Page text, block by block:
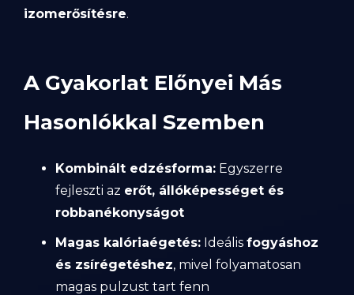
izomerősítésre.
A Gyakorlat Előnyei Más
Hasonlókkal Szemben
Kombinált edzésforma: Egyszerre
fejleszti az erőt, állóképességet és
robbanékonyságot
Magas kalóriaégetés: Ideális fogyáshoz
és zsírégetéshez, mivel folyamatosan
magas pulzust tart fenn